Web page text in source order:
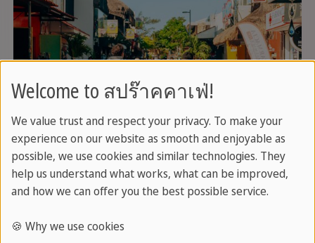
Welcome to สปร๊าคคาเฟ่!
We value trust and respect your privacy. To make your
experience on our website as smooth and enjoyable as
possible, we use cookies and similar technologies. They
help us understand what works, what can be improved,
and how we can offer you the best possible service.
🍪 Why we use cookies